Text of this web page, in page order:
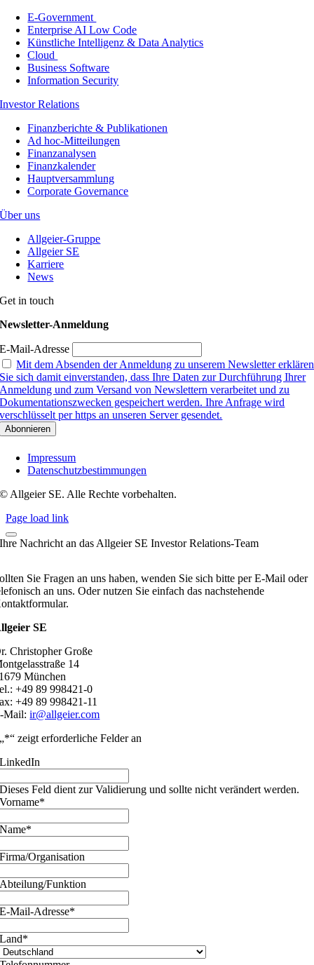
E-Government
Enterprise AI Low Code
Künstliche Intelligenz & Data Analytics
Cloud
Business Software
Information Security
Investor Relations
Finanzberichte & Publikationen
Ad hoc-Mitteilungen
Finanzanalysen
Finanzkalender
Hauptversammlung
Corporate Governance
Über uns
Allgeier-Gruppe
Allgeier SE
Karriere
News
Get in touch
Newsletter-Anmeldung
E-Mail-Adresse
Mit dem Absenden der Anmeldung zu unserem Newsletter erklären
Sie sich damit einverstanden, dass Ihre Daten zur Durchführung Ihrer
Anmeldung und zum Versand von Newslettern verarbeitet und zu
Dokumentationszwecken gespeichert werden. Ihre Anfrage wird
verschlüsselt per https an unseren Server gesendet.
Impressum
Datenschutzbestimmungen
© Allgeier SE. Alle Rechte vorbehalten.
Page load link
Ihre Nachricht an das Allgeier SE Investor Relations-Team
Sie Fragen an uns haben, wenden Sie sich bitte per E-Mail oder
an uns. Oder nutzen Sie einfach das nachstehende
SE
Christopher Große
14
München
+49 89 998421-0
+49 89 998421-11
Mail:ir@allgeier.com
„*“ zeigt erforderliche Felder an
LinkedIn
Dieses Feld dient zur Validierung und sollte nicht verändert werden.
Vorname*
Name*
Firma/Organisation
Abteilung/Funktion
E-Mail-Adresse*
Land*